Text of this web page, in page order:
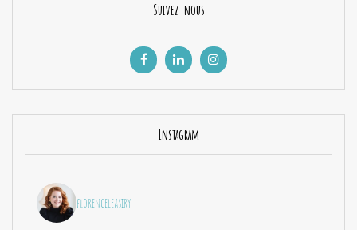
Suivez-nous
Instagram
florenceleasiry